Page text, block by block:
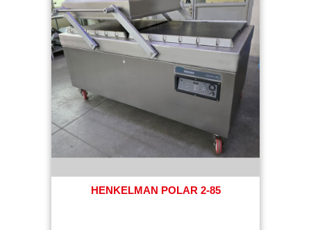
HENKELMAN POLAR 2-85